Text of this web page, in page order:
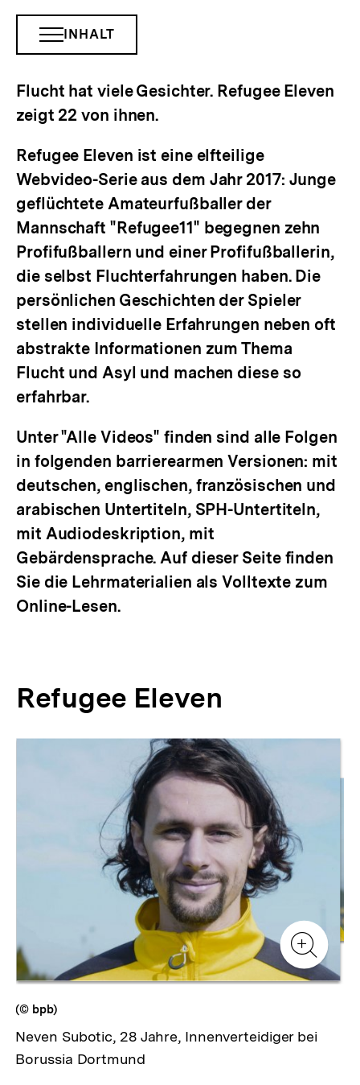
INHALTSNAVIGATION
INHALT
Flucht hat viele Gesichter. Refugee Eleven
zeigt 22 von ihnen.
Refugee Eleven ist eine elfteilige
Webvideo-Serie aus dem Jahr 2017: Junge
geflüchtete Amateurfußballer der
Mannschaft "Refugee11" begegnen zehn
Profifußballern und einer Profifußballerin,
die selbst Fluchterfahrungen haben. Die
persönlichen Geschichten der Spieler
stellen individuelle Erfahrungen neben oft
abstrakte Informationen zum Thema
Flucht und Asyl und machen diese so
erfahrbar.
Unter "Alle Videos" finden sind alle Folgen
in folgenden barrierearmen Versionen: mit
deutschen, englischen, französischen und
arabischen Untertiteln, SPH-Untertiteln,
mit Audiodeskription, mit
Gebärdensprache. Auf dieser Seite finden
Sie die Lehrmaterialien als Volltexte zum
Online-Lesen.
Refugee Eleven
Zur
Zur
Zur
Galerieansicht
(© bpb)
Neven Subotic, 28 Jahre, Innenverteidiger bei
Borussia Dortmund